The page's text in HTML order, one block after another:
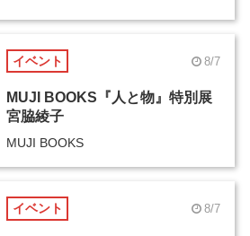
イベント 8/7
MUJI BOOKS『人と物』特別展
宮脇綾子
MUJI BOOKS
イベント 8/7